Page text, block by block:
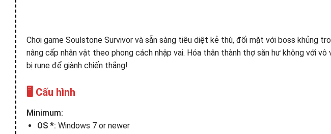
Chơi game Soulstone Survivor và sẵn sàng tiêu diệt kẻ thù, đối mặt với boss khủng
nâng cấp nhân vật theo phong cách nhập vai. Hóa thân thành thợ săn hư không với vô
bị rune để giành chiến thắng!
🖥️ Cấu hình
Minimum:
OS *: Windows 7 or newer